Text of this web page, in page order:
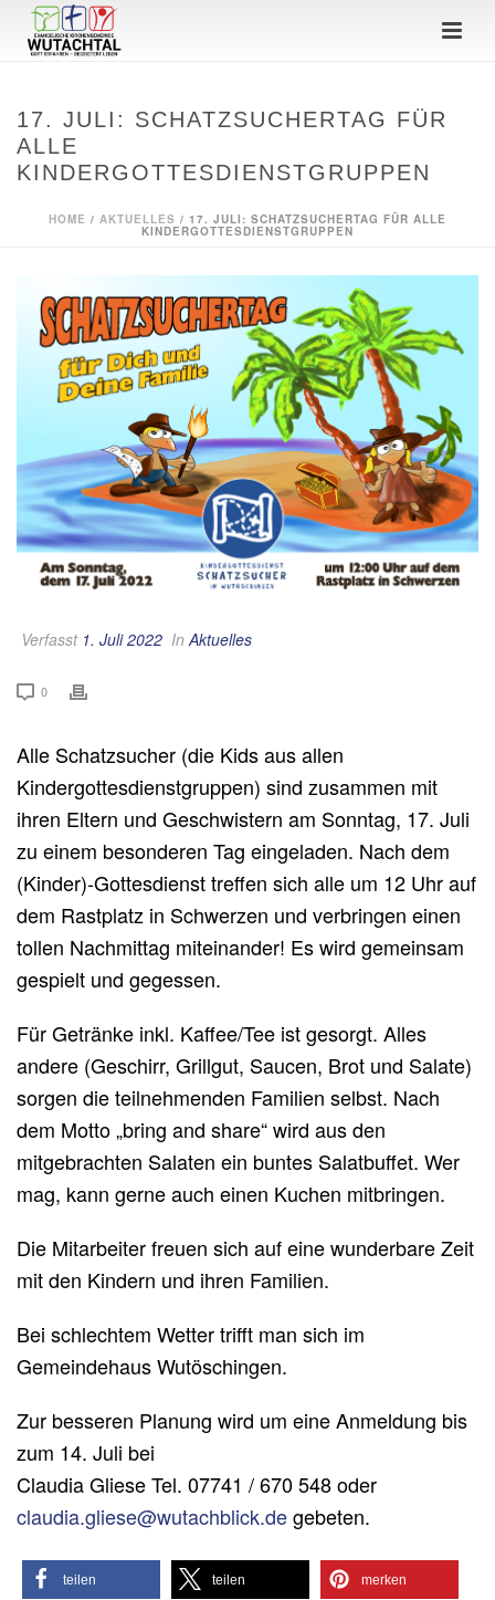
17. JULI: SCHATZSUCHERTAG FÜR
ALLE
KINDERGOTTESDIENSTGRUPPEN
HOME / AKTUELLES / 17. JULI: SCHATZSUCHERTAG FÜR ALLE
KINDERGOTTESDIENSTGRUPPEN
Verfasst 1. Juli 2022 In Aktuelles
0
Alle Schatzsucher (die Kids aus allen
Kindergottesdienstgruppen) sind zusammen mit
ihren Eltern und Geschwistern am Sonntag, 17. Juli
zu einem besonderen Tag eingeladen. Nach dem
(Kinder)-Gottesdienst treffen sich alle um 12 Uhr auf
dem Rastplatz in Schwerzen und verbringen einen
tollen Nachmittag miteinander! Es wird gemeinsam
gespielt und gegessen.
Für Getränke inkl. Kaffee/Tee ist gesorgt. Alles
andere (Geschirr, Grillgut, Saucen, Brot und Salate)
sorgen die teilnehmenden Familien selbst. Nach
dem Motto „bring and share“ wird aus den
mitgebrachten Salaten ein buntes Salatbuffet. Wer
mag, kann gerne auch einen Kuchen mitbringen.
Die Mitarbeiter freuen sich auf eine wunderbare Zeit
mit den Kindern und ihren Familien.
Bei schlechtem Wetter trifft man sich im
Gemeindehaus Wutöschingen.
Zur besseren Planung wird um eine Anmeldung bis
zum 14. Juli bei
Claudia Gliese Tel. 07741 / 670 548 oder
claudia.gliese@wutachblick.degebeten.
teilen teilen merken